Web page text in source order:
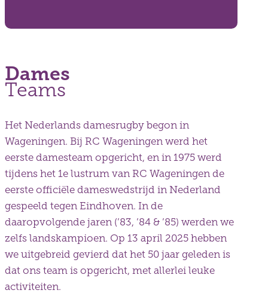
Dames
Teams
Het Nederlands damesrugby begon in
Wageningen. Bij RC Wageningen werd het
eerste damesteam opgericht, en in 1975 werd
tijdens het 1e lustrum van RC Wageningen de
eerste officiële dameswedstrijd in Nederland
gespeeld tegen Eindhoven. In de
daaropvolgende jaren (’83, ’84 & ’85) werden we
zelfs landskampioen. Op 13 april 2025 hebben
we uitgebreid gevierd dat het 50 jaar geleden is
dat ons team is opgericht, met allerlei leuke
activiteiten.